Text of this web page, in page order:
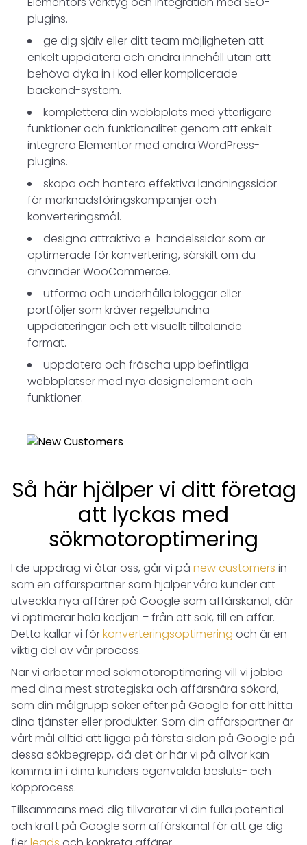
plugins.
ge dig själv eller ditt team möjligheten att
enkelt uppdatera och ändra innehåll utan att
behöva dyka in i kod eller komplicerade
backend-system.
komplettera din webbplats med ytterligare
funktioner och funktionalitet genom att enkelt
integrera Elementor med andra WordPress-
plugins.
skapa och hantera effektiva landningssidor
för marknadsföringskampanjer och
konverteringsmål.
designa attraktiva e-handelssidor som är
optimerade för konvertering, särskilt om du
använder WooCommerce.
utforma och underhålla bloggar eller
portföljer som kräver regelbundna
uppdateringar och ett visuellt tilltalande
format.
uppdatera och fräscha upp befintliga
webbplatser med nya designelement och
funktioner.
Så här hjälper vi ditt företag
att lyckas med
sökmotoroptimering
I de uppdrag vi åtar oss, går vi på new customers in
som en affärspartner som hjälper våra kunder att
utveckla nya affärer på Google som affärskanal, där
vi optimerar hela kedjan – från ett sök, till en affär.
Detta kallar vi förkonverteringsoptimering och är en
viktig del av vår process.
När vi arbetar med sökmotoroptimering vill vi jobba
med dina mest strategiska och affärsnära sökord,
som din målgrupp söker efter på Google för att hitta
dina tjänster eller produkter. Som din affärspartner är
vårt mål alltid att ligga på första sidan på Google på
dessa sökbegrepp, då det är här vi på allvar kan
komma in i dina kunders egenvalda besluts- och
köpprocess.
Tillsammans med dig tillvaratar vi din fulla potential
och kraft på Google som affärskanal för att ge dig